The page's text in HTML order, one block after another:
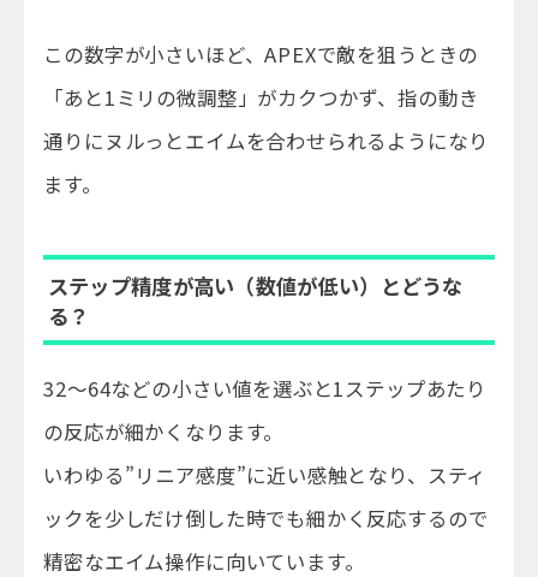
この数字が小さいほど、APEXで敵を狙うときの
「あと1ミリの微調整」がカクつかず、指の動き
通りにヌルっとエイムを合わせられるようになり
ます。
ステップ精度が高い（数値が低い）とどうな
る？
32～64などの小さい値を選ぶと1ステップあたり
の反応が細かくなります。
いわゆる”リニア感度”に近い感触となり、スティ
ックを少しだけ倒した時でも細かく反応するので
精密なエイム操作に向いています。